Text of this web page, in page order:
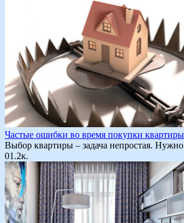
Частые ошибки во время покупки квартиры
Выбор квартиры – задача непростая.
01.2к.